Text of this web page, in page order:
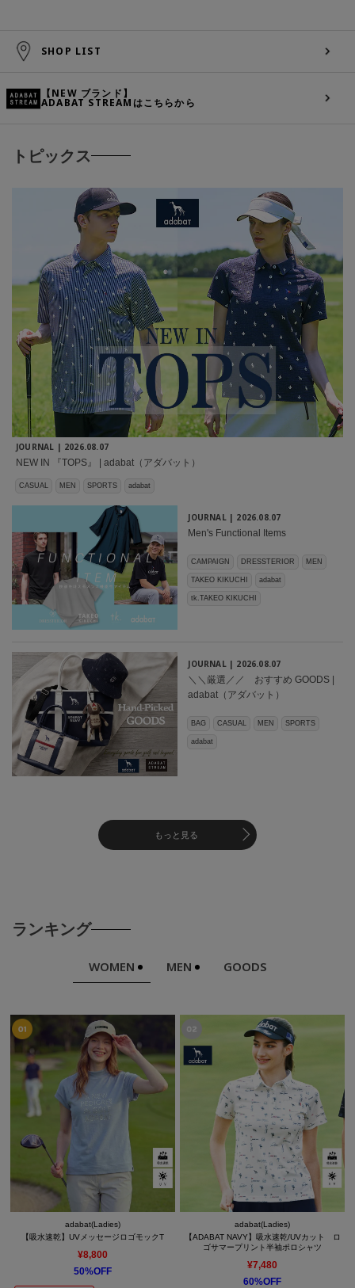
SHOP LIST
【NEW ブランド】
ADABAT STREAMはこちらから
トピックス
JOURNAL | 2026.08.07
NEW IN 『TOPS』 | adabat（アダバット）
CASUAL MEN SPORTS adabat
JOURNAL | 2026.08.07
Men's Functional Items
CAMPAIGN DRESSTERIOR MEN
TAKEO KIKUCHI adabat
tk.TAKEO KIKUCHI
JOURNAL | 2026.08.07
＼＼厳選／／ おすすめ GOODS |
adabat（アダバット）
BAG CASUAL MEN SPORTS
adabat
もっと見る
ランキング
WOMEN MEN GOODS
adabat(Ladies)
【吸水速乾】UVメッセージロゴモックT
¥8,800
50%OFF
adabat(Ladies)
【ADABAT NAVY】吸水速乾/UVカット ロ
ゴサマープリント半袖ポロシャツ
¥7,480
60%OFF